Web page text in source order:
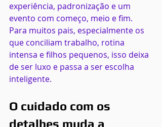
experiência, padronização e um
evento com começo, meio e fim.
Para muitos pais, especialmente os
que conciliam trabalho, rotina
intensa e filhos pequenos, isso deixa
de ser luxo e passa a ser escolha
inteligente.
O cuidado com os
detalhes muda a